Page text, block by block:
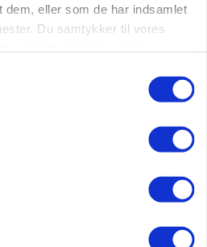
dem, eller som de har indsamlet
Du samtykker til vores